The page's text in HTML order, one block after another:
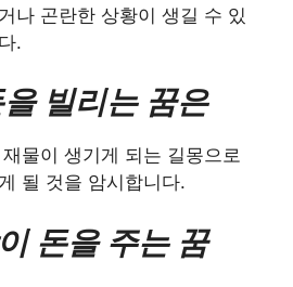
나 곤란한 상황이 생길 수 있
.
빌리는 꿈은
물이 생기게 되는 길몽으로
될 것을 암시합니다.
돈을 주는 꿈